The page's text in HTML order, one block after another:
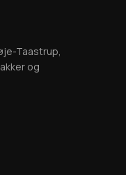
Taastrup,
og